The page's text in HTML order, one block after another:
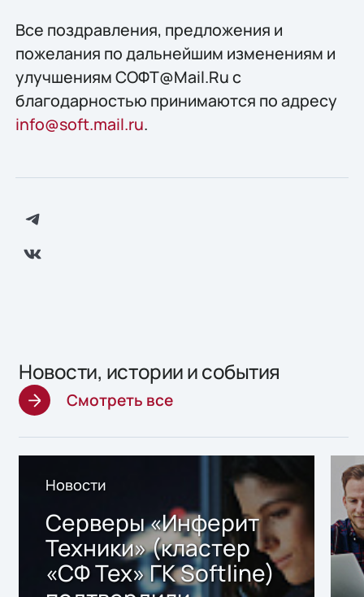
Все поздравления, предложения и
пожелания по дальнейшим изменениям и
улучшениям СОФТ@Mail.Ru с
благодарностью принимаются по адресу
info@soft.mail.ru.
Новости, истории и события
Смотреть все
Новости
Серверы «Инферит
Техники» (кластер
«СФ Тех» ГК Softline)